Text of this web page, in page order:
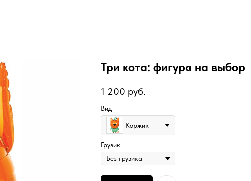
Три кота: фигура на выбор
1 200 руб.
Вид
Коржик
Грузик